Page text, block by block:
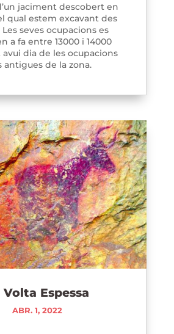
jaciment descobert en
qual estem excavant des
Les seves ocupacions es
a fa entre 13000 i 14000
avui dia de les ocupacions
antigues de la zona.
Volta Espessa
ABR. 1, 2022